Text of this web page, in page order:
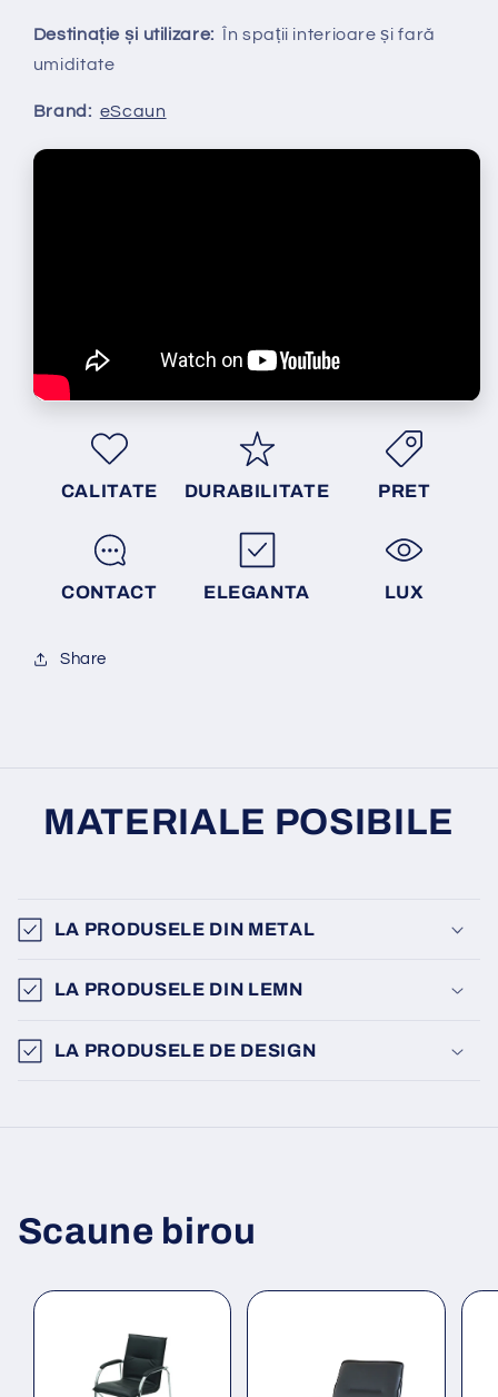
Destinație și utilizare: În spații interioare și fară
umiditate
Brand: eScaun
CALITATE DURABILITATE PRET
CONTACT ELEGANTA LUX
Share
MATERIALE POSIBILE
LA PRODUSELE DIN METAL
LA PRODUSELE DIN LEMN
LA PRODUSELE DE DESIGN
Scaune birou